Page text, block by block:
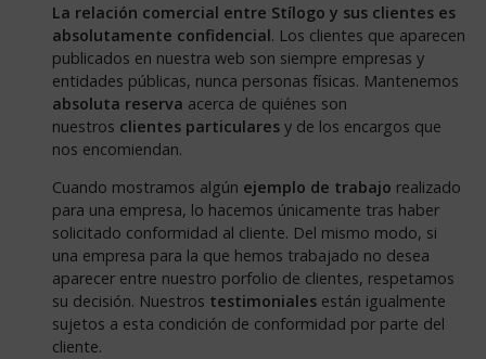
La relación comercial entre Stílogo y sus clientes es
absolutamente confidencial. Los clientes que aparecen
publicados en nuestra web son siempre empresas y
entidades públicas, nunca personas físicas. Mantenemos
absoluta reserva acerca de quiénes son
nuestros clientes particularesy de los encargos que
nos encomiendan.
Cuando mostramos algún ejemplo de trabajo realizado
para una empresa, lo hacemos únicamente tras haber
solicitado conformidad al cliente. Del mismo modo, si
una empresa para la que hemos trabajado no desea
aparecer entre nuestro porfolio de clientes, respetamos
su decisión. Nuestros testimonialesestán igualmente
sujetos a esta condición de conformidad por parte del
cliente.